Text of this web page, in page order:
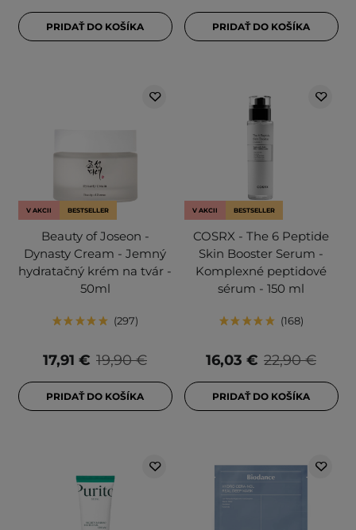
PRIDAŤ DO KOŠÍKA PRIDAŤ DO KOŠÍKA
V AKCII BESTSELLER
Beauty of Joseon -
Dynasty Cream - Jemný
hydratačný krém na tvár -
50ml
297
19,90 €
17,91 €
PRIDAŤ DO KOŠÍKA
V AKCII BESTSELLER
COSRX - The 6 Peptide
Skin Booster Serum -
Komplexné peptidové
sérum - 150 ml
168
22,90 €
16,03 €
PRIDAŤ DO KOŠÍKA